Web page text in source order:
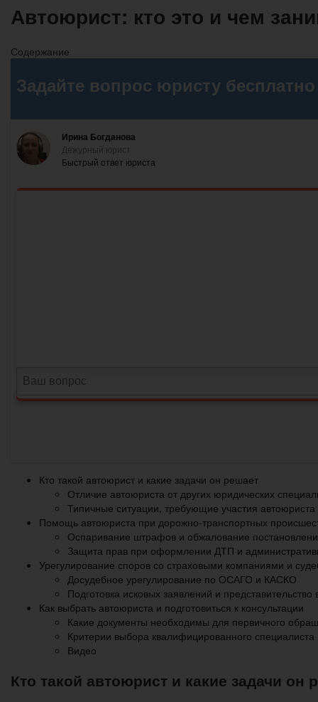
Автоюрист: кто это и чем
Содержание
Кто такой автоюрист и какие задачи он решает
Отличие автоюриста от других юридических
Типичные ситуации, требующие участия автоюриста
Помощь автоюриста при дорожно-транспортных
Оспаривание штрафов и обжалование
Защита прав при оформлении ДТП и
Урегулирование споров со страховыми компаниями и
Досудебное урегулирование по ОСАГО и КАСКО
Подготовка исковых заявлений и представительство
Как выбрать автоюриста и подготовиться к консультации
Какие документы необходимы для первичного
Критерии выбора квалифицированного специалиста
Видео
Кто такой автоюрист и какие задачи он